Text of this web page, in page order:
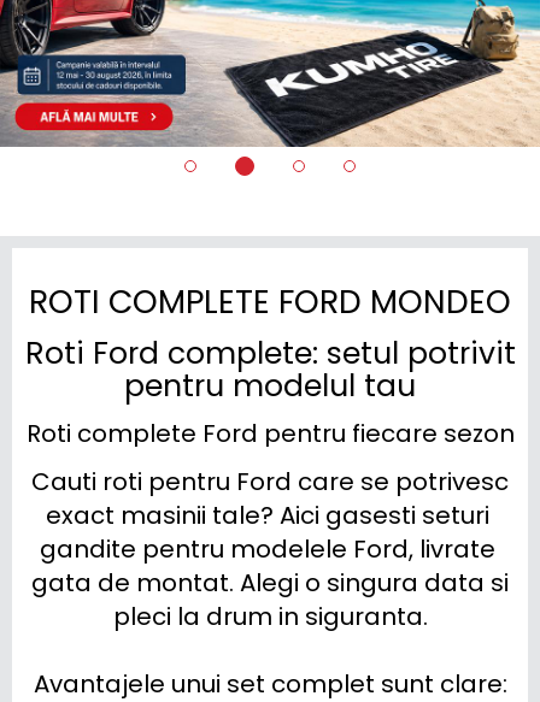
ROTI COMPLETE FORD MONDEO
Roti Ford complete: setul potrivit
pentru modelul tau
Roti complete Ford pentru fiecare sezon
Cauti roti pentru Ford care se potrivesc
exact masinii tale? Aici gasesti seturi
gandite pentru modelele Ford, livrate
gata de montat. Alegi o singura data si
pleci la drum in siguranta.
Avantajele unui set complet sunt clare: